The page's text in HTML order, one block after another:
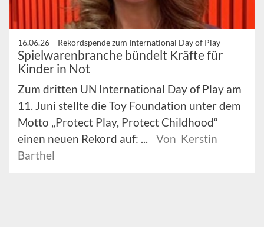
16.06.26 – Rekordspende zum International Day of Play
Spielwarenbranche bündelt Kräfte für
Kinder in Not
Zum dritten UN International Day of Play am
11. Juni stellte die Toy Foundation unter dem
Motto „Protect Play, Protect Childhood“
einen neuen Rekord auf: ...
Von Kerstin
Barthel